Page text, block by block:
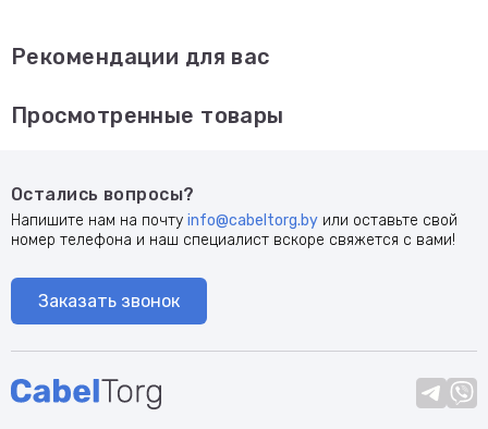
Рекомендации для вас
Просмотренные товары
Остались вопросы?
Напишите нам на почту info@cabeltorg.by или оставьте свой
номер телефона и наш специалист вскоре свяжется с вами!
Заказать звонок